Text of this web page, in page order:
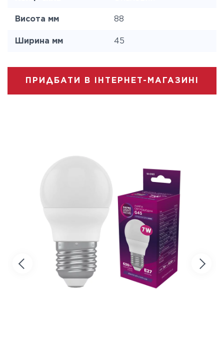
Висота мм 88
Ширина мм 45
ПРИДБАТИ В ІНТЕРНЕТ-МАГАЗИНІ